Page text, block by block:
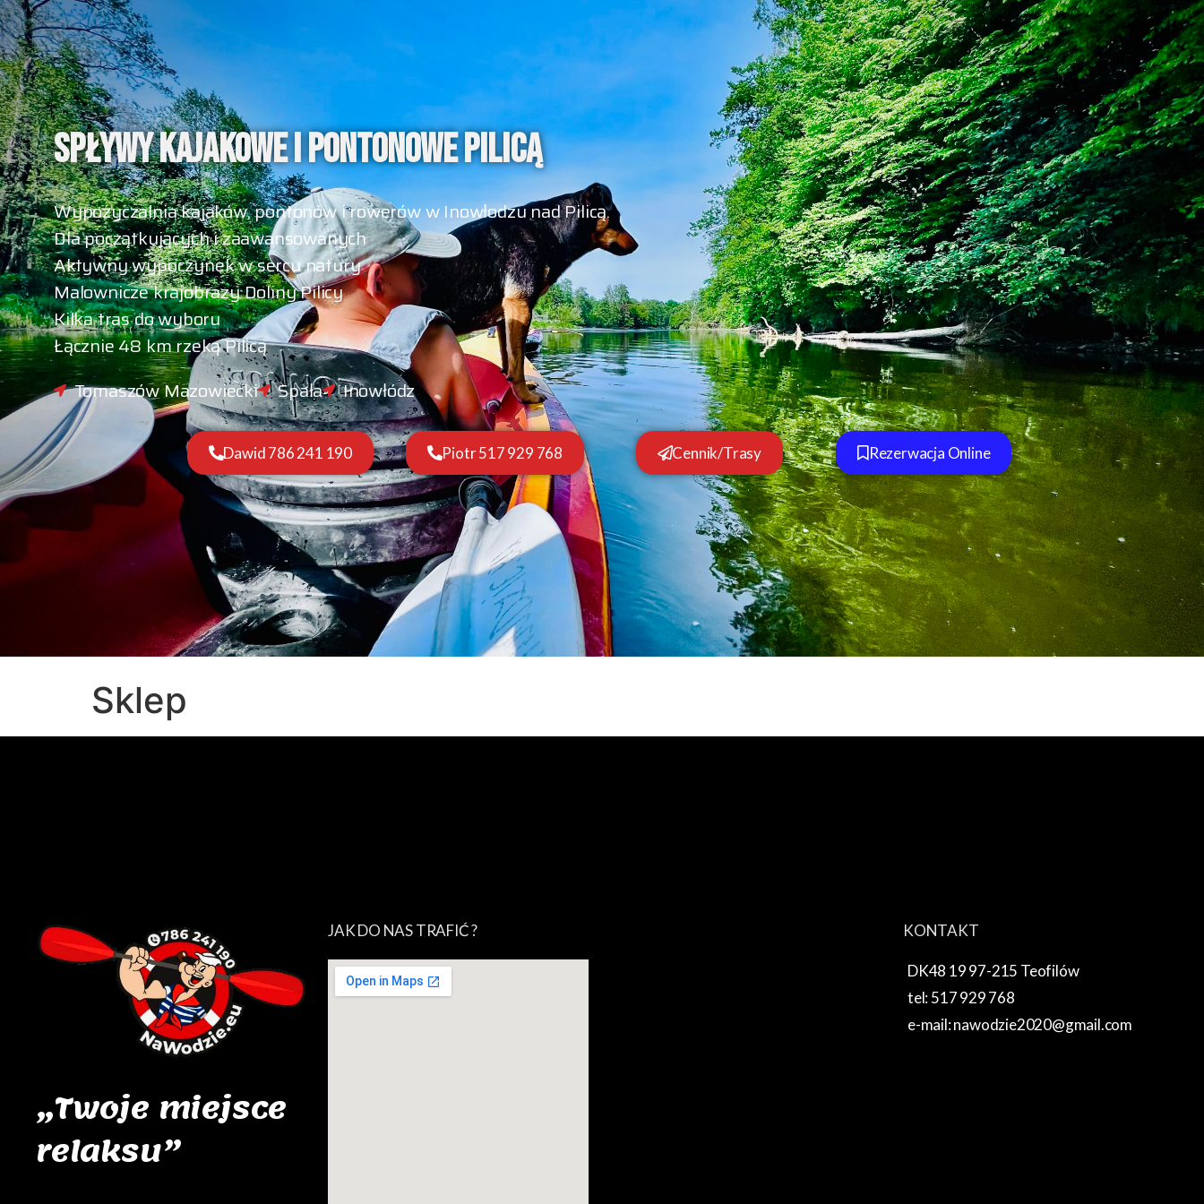
SPŁYWY KAJAKOWE I PONTONOWE PILICĄ
Wypożyczalnia kajaków, pontonów i rowerów w Inowłodzu nad Pilicą.
Dla początkujących i zaawansowanych
Aktywny wypoczynek w sercu natury
Malownicze krajobrazy Doliny Pilicy
Kilka tras do wyboru
Łącznie 48 km rzeką Pilicą
Tomaszów Mazowiecki
Spała Inowłódz
Dawid 786 241 190 Piotr 517 929 768 Cennik/Trasy Rezerwacja Online
Sklep
„Twoje miejsce
relaksu”
JAK DO NAS TRAFIĆ ? KONTAKT
DK48 19 97-215 Teofilów
tel: 517 929 768
e-mail: nawodzie2020@gmail.com